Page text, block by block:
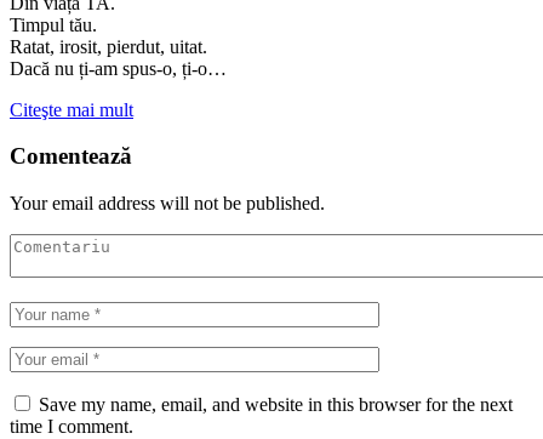
Timpul tău.
Ratat, irosit, pierdut, uitat.
Dacă nu ți-am spus-o, ți-o…
Citeşte mai mult
Comentează
Your email address will not be published.
Save my name, email, and website in this browser for the next
time I comment.